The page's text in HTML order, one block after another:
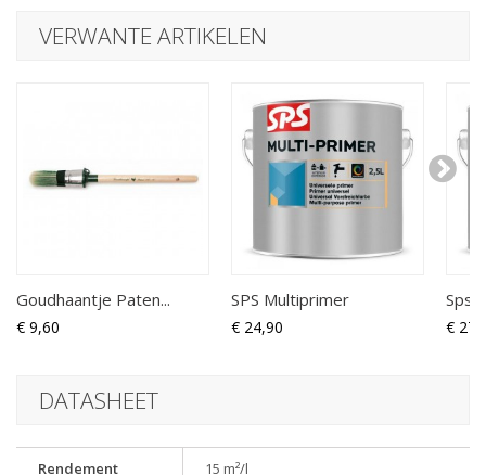
VERWANTE ARTIKELEN
Goudhaantje Paten...
€ 9,60
SPS Multiprimer
€ 24,90
Sps
€
DATASHEET
Rendement 15 m²/l